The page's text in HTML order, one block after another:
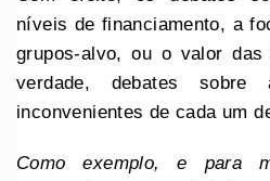
níveis de financiamento, a
grupos-alvo, ou o valor
verdade, debates
inconvenientes de cada um
Como exemplo, e para